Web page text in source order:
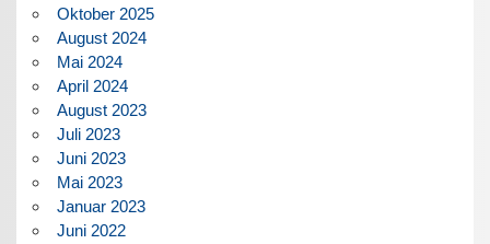
Oktober 2025
August 2024
Mai 2024
April 2024
August 2023
Juli 2023
Juni 2023
Mai 2023
Januar 2023
Juni 2022